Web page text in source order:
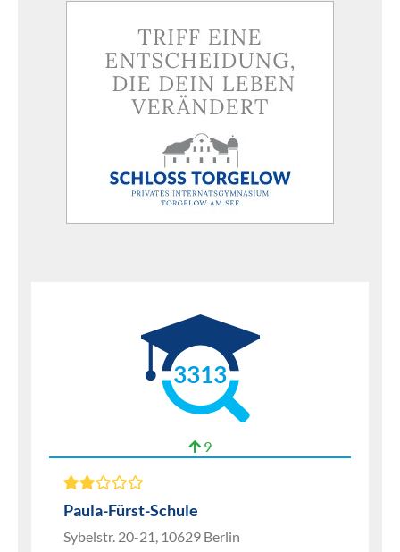
3313
9
Paula-Fürst-Schule
Sybelstr. 20-21, 10629 Berlin